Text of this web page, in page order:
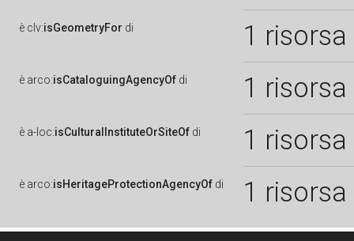
è clv:isGeometryFor di 1 risorsa
è arco:isCataloguingAgencyOf di 1 risorsa
è a-loc:isCulturalInstituteOrSiteOf di 1 risorsa
è arco:isHeritageProtectionAgencyOf di 1 risorsa